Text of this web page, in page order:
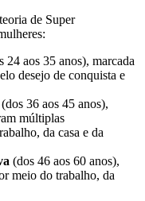
de Super
24 aos 35 anos), marcada
desejo de conquista e
(dos 36 aos 45 anos),
múltiplas
da casa e da
(dos 46 aos 60 anos),
meio do trabalho, da